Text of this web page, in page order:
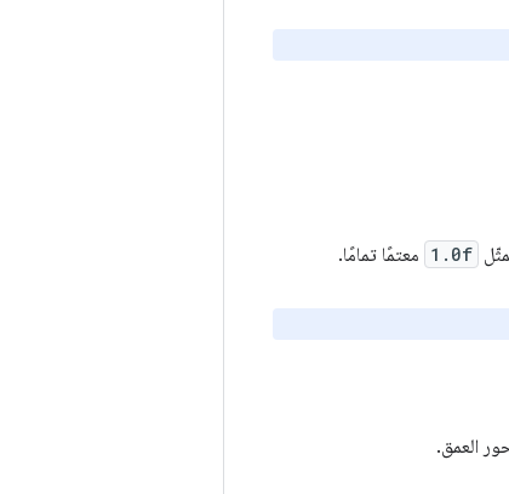
1.0f معتمًا تمامًا.
العمق.